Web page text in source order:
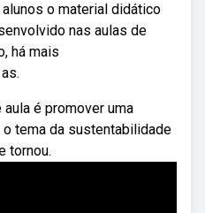
o material didático
nas aulas de
há mais
é promover uma
tema da sustentabilidade
tornou.